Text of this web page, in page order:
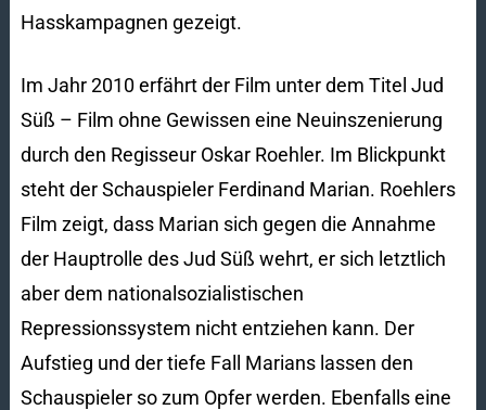
Hasskampagnen gezeigt.
Im Jahr 2010 erfährt der Film unter dem Titel Jud
Süß – Film ohne Gewissen eine Neuinszenierung
durch den Regisseur Oskar Roehler. Im Blickpunkt
steht der Schauspieler Ferdinand Marian. Roehlers
Film zeigt, dass Marian sich gegen die Annahme
der Hauptrolle des Jud Süß wehrt, er sich letztlich
aber dem nationalsozialistischen
Repressionssystem nicht entziehen kann. Der
Aufstieg und der tiefe Fall Marians lassen den
Schauspieler so zum Opfer werden. Ebenfalls eine